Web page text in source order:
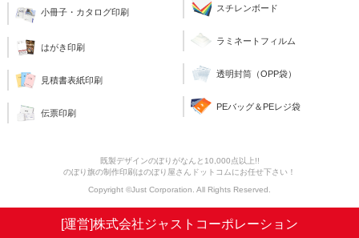
小冊子・カタログ印刷
はがき印刷
見積書表紙印刷
伝票印刷
スチレンボード
ラミネートフィルム
透明封筒（OPP袋）
PEバッグ＆PEレジ袋
既製デザインのぼりがなんと10,000点以上!!
のぼり旗の制作印刷はのぼり屋さんドットコムにお任せ下さい！
Copyright ©Just Corporation. All Rights Reserved.
[運営]株式会社ジャストコーポレーション